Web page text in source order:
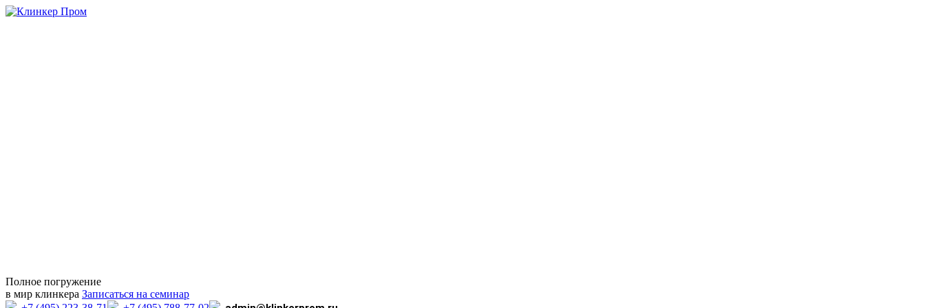
Полное погружение
в мир клинкера Записаться на семинар